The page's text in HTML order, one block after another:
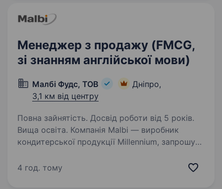
Менеджер з продажу (FMCG,
зі знанням англійської мови)
Малбі Фудс, ТОВ
Дніпро,
3,1 км від центру
Повна зайнятість. Досвід роботи від 5 років.
Вища освіта. Компанія Malbi — виробник
кондитерської продукції Millennium, запрошує
знанням англійської мови)» Обов’язки: пошук
4 год. тому